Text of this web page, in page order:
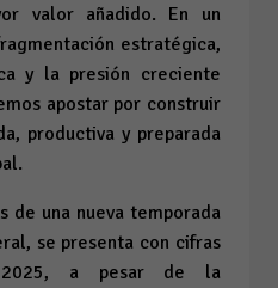
valor añadido. En un
estratégica,
y la presión creciente
apostar por construir
productiva y preparada
de una nueva temporada
se presenta con cifras
a pesar de la